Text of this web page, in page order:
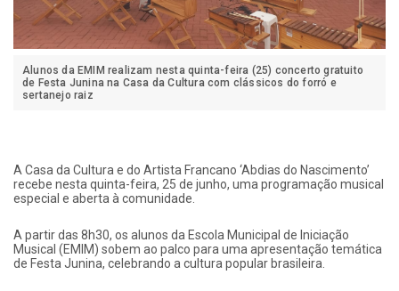
Alunos da EMIM realizam nesta quinta-feira (25) concerto gratuito
de Festa Junina na Casa da Cultura com clássicos do forró e
sertanejo raiz
A Casa da Cultura e do Artista Francano ‘Abdias do Nascimento’
recebe nesta quinta-feira, 25 de junho, uma programação musical
especial e aberta à comunidade.
A partir das 8h30, os alunos da Escola Municipal de Iniciação
Musical (EMIM) sobem ao palco para uma apresentação temática
de Festa Junina, celebrando a cultura popular brasileira.